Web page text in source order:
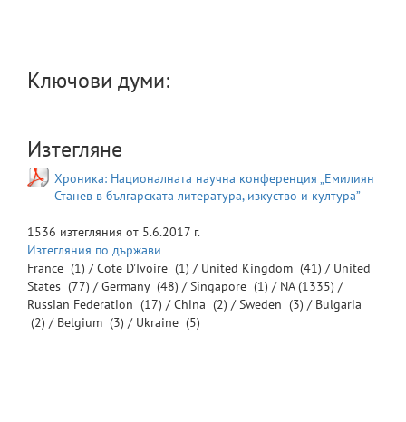
Ключови думи:
Изтегляне
Хроника: Националната научна конференция „Емилиян
Станев в българската литература, изкуство и култура”
1536 изтегляния от 5.6.2017 г.
Изтегляния по държави
France (1) /Cote D'Ivoire (1) / United Kingdom (41) / United
States (77) /Germany (48) /Singapore (1) / NA(1335) /
Russian Federation (17) /China (2) /Sweden (3) / Bulgaria
(2) / Belgium (3) / Ukraine (5)